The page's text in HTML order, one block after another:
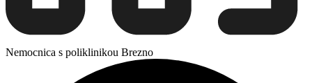
Nemocnica s poliklinikou Brezno